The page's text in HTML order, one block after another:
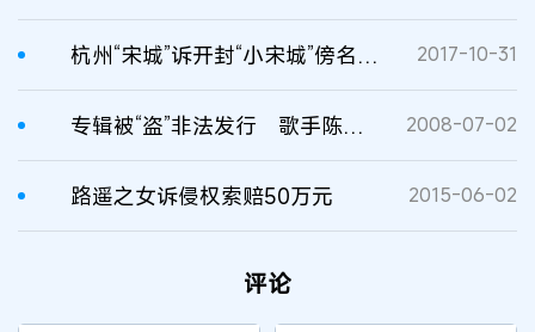
杭州“宋城”诉开封“小宋城”傍名侵权，索赔500万元 2017-10-31
专辑被“盗”非法发行 歌手陈琳索赔60万元 2008-07-02
路遥之女诉侵权索赔50万元 2015-06-02
评论